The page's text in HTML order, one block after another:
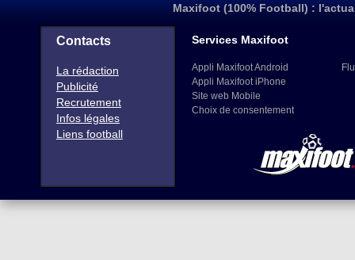
Maxifoot (100% Football) :
Contacts
La rédaction
Publicité
Recrutement
Infos légales
Liens football
Services Maxifoot
Appli Maxifoot Android
Appli Maxifoot iPhone
Site web Mobile
Choix de consentement